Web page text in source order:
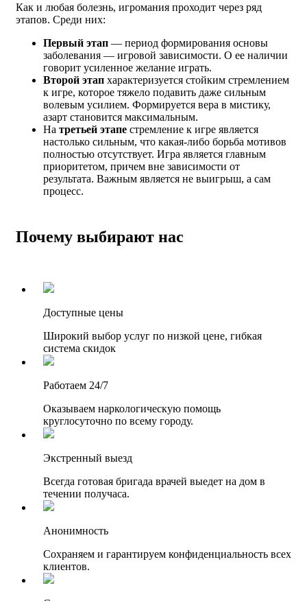
Как и любая болезнь, игромания проходит через ряд
этапов. Среди них:
Первый этап — период формирования основы
заболевания — игровой зависимости. О ее наличии
говорит усиленное желание играть.
Второй этап характеризуется стойким стремлением
к игре, которое тяжело подавить даже сильным
волевым усилием. Формируется вера в мистику,
азарт становится максимальным.
На третьей этапе стремление к игре является
настолько сильным, что какая-либо борьба мотивов
полностью отсутствует. Игра является главным
приоритетом, причем вне зависимости от
результата. Важным является не выигрыш, а сам
процесс.
Почему выбирают нас
Доступные цены
Широкий выбор услуг по низкой цене, гибкая
система скидок
Работаем 24/7
Оказываем наркологическую помощь
круглосуточно по всему городу.
Экстренный выезд
Всегда готовая бригада врачей выедет на дом в
течении получаса.
Анонимность
Сохраняем и гарантируем конфиденциальность всех
клиентов.